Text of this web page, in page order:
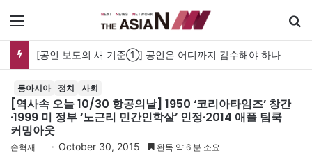
[공인 보도의 새 기준①] 공인은 어디까지 감수해야 하나
동아시아 정치 사회
[역사속 오늘 10/30 항공의날] 1950 ‘코리아타임즈’ 창간
·1999 미 정부 ‘노근리 민간인학살’ 인정·2014 애플 팀쿡
커밍아웃
손혁재 October 30, 2015 완독 약 6 분 소요